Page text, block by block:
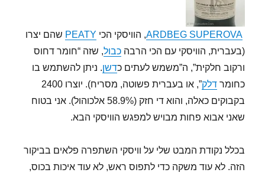
ARDBEG SUPEROVA, הוויסקי הכי PEATY שהם יצרו
(בעברית, הוויסקי עם הכי הרבהכבול, שזה “חומר דחוס
ורקוב חלקית”, ה”משמש לעתים כדשן. ניתן להשתמש בו
כחומרדלק
”, או בעברית פשוטה, מסריח). יוצרו 2400
בקבוקים כאלה, והוא די חזק (58.9% אלכוהול). אני בטוח
שאני אבוא פחות מבויש למפגש הוויסקי הבא.
בכלל נקודת המבט שלי על וויסקי השתפרה פלאים בביקור
הזה. לא עוד משקה כדי לתפוס ראש, לא עוד איכות בכוס,